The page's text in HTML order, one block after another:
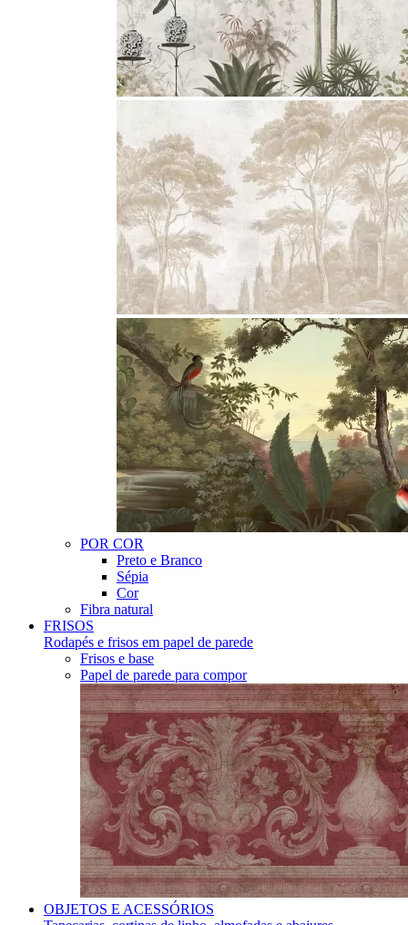
POR COR
Preto e Branco
Sépia
Cor
Fibra natural
FRISOS
Rodapés e frisos em papel de parede
Frisos e base
Papel de parede para compor
OBJETOS E ACESSÓRIOS